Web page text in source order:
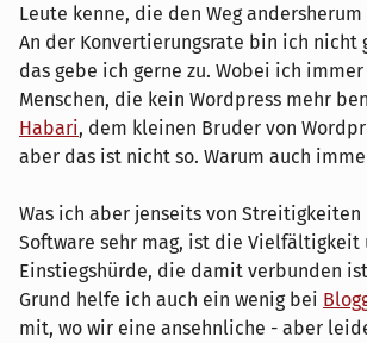
Leute kenne, die den Weg
An der Konvertierungsrate bin ich nicht
das gebe ich gerne zu. Wobei ich
Menschen, die kein Wordpress mehr
Habari, dem kleinen Bruder von
aber das ist nicht so. Warum auch
Was ich aber jenseits von
Software sehr mag, ist die
Einstiegshürde, die damit verbunden
Grund helfe ich auch ein wenig bei
mit, wo wir eine ansehnliche - aber